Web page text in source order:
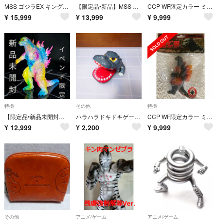
MSS ゴジラEX キングギドラ（1991）DROP CANDY クリア Ver. ミドルサイズシリーズ ゴジラEX ギドラ
¥ 15,999
【限定品•新品】MSS ゴジラEX モスラ（1992）DROP CANDY クリア Ver. ミドルサイズ ソフビ ソフトビニール
¥ 13,999
CCP WF限定カラー ミドルサイズ ゴジラ(1995) ブラックラメ Ver
¥ 9,999
特撮
【限定品•新品未開封】CCP ミドルサイズ ゴジラ (1999) DROP CANDY クリア Ver. ワンフェス限定
¥ 12,999
その他
ハラハラドキドキゲーム ガブッとゴジラ おもちゃ イタイワニー
¥ 2,200
特撮
CCP WF限定カラー ミドルサイズ ゴジラ(1995) ブラックラメ Ver
¥ 9,999
その他 アニメ/ゲーム アニメ/ゲーム